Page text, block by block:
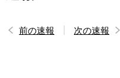
レース開催 スケジュール
前の速報 次の速報